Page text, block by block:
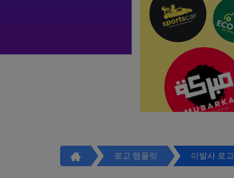
로고 템플릿 이발사 로고